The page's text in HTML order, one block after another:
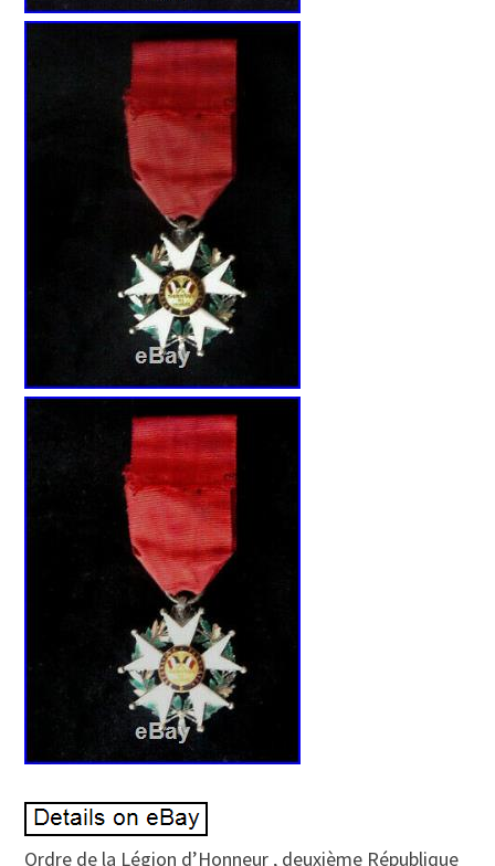
Ordre de la Légion d’Honneur , deuxième République